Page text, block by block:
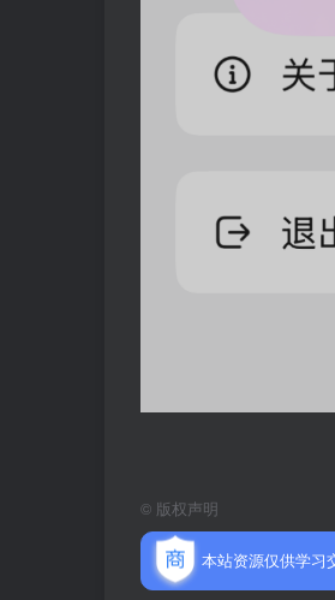
© 版权声明
本站资源仅供学习